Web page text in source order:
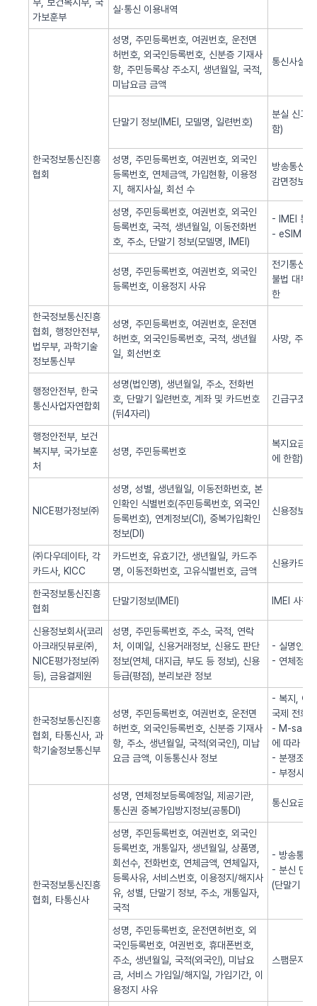
가보훈부
실·통신 이용내역
한국정보통신진흥
협회
성명, 주민등록번호, 여권번호, 운전면
허번호, 외국인등록번호, 신분증 기재사
항, 주민등록상 주소지, 생년월일, 국적,
미납요금 금액
통신사실
단말기 정보(IMEI, 모델명, 일련번호)
분실 신고
함)
성명, 주민등록번호, 여권번호, 외국인
등록번호, 연체금액, 가입현황, 이용정
지, 해지사실, 회선 수
방송통신
감면정보
성명, 주민등록번호, 여권번호, 외국인
등록번호, 국적, 생년월일, 이동전화번
호, 주소, 단말기 정보(모델명, IMEI)
- IMEI 통
- eSIM 동
성명, 주민등록번호, 여권번호, 외국인
등록번호, 이용정지 사유
전기통신
불법 대부
한
한국정보통신진흥
협회, 행정안전부,
법무부, 과학기술
정보통신부
성명, 주민등록번호, 여권번호, 운전면
허번호, 외국인등록번호, 국적, 생년월
일, 회선번호
사망, 주민
행정안전부, 한국
통신사업자연합회
성명(법인명), 생년월일, 주소, 전화번
호, 단말기 일련번호, 계좌 및 카드번호
(뒤4자리)
긴급구조(
행정안전부, 보건
복지부, 국가보훈
처
성명, 주민등록번호
복지요금
에 한함)
NICE평가정보㈜
성명, 성별, 생년월일, 이동전화번호, 본
인확인 식별번호(주민등록번호, 외국인
등록번호), 연계정보(CI), 중복가입확인
정보(DI)
신용정보
㈜다우데이타, 각
카드사, KICC
카드번호, 유효기간, 생년월일, 카드주
명, 이동전화번호, 고유식별번호, 금액
신용카드
한국정보통신진흥
협회
단말기정보(IMEI) IMEI 사전
신용정보회사(코리
아크래딧뷰로㈜,
NICE평가정보㈜
등), 금융결제원
성명, 주민등록번호, 주소, 국적, 연락
처, 이메일, 신용거래정보, 신용도 판단
정보(연체, 대지급, 부도 등 정보), 신용
등급(평점), 분리보관 정보
- 실명인증
- 연체정보
한국정보통신진흥
협회, 타통신사, 과
학기술정보통신부
성명, 주민등록번호, 여권번호, 운전면
허번호, 외국인등록번호, 신분증 기재사
항, 주소, 생년월일, 국적(외국인), 미납
요금 금액, 이동통신사 정보
- 복지, 이
국제 전화
- M-safer
에 따라
- 분쟁조정
- 부정사용
한국정보통신진흥
협회, 타통신사
성명, 연체정보등록예정일, 제공기관,
통신권 중복가입방지정보(공통DI)
통신요금
성명, 주민등록번호, 여권번호, 외국인
등록번호, 개통일자, 생년월일, 상품명,
회선수, 전화번호, 연체금액, 연체일자,
등록사유, 서비스번호, 이용정지/해지사
유, 성별, 단말기 정보, 주소, 개통일자,
국적
- 방송통신
- 분신 단
(단말기 분
성명, 주민등록번호, 운전면허번호, 외
국인등록번호, 여권번호, 휴대폰번호,
주소, 생년월일, 국적(외국인), 미납요
금, 서비스 가입일/해지일, 가입기간, 이
용정지 사유
스팸문자